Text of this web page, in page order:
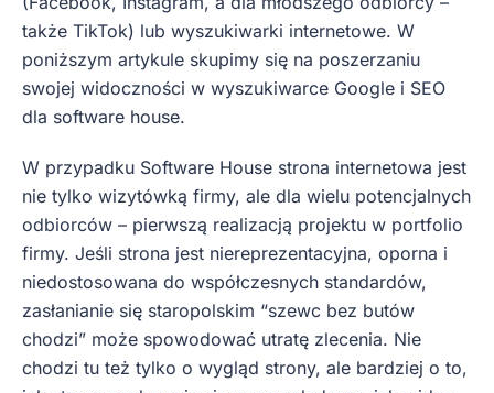
także TikTok) lub wyszukiwarki internetowe. W
poniższym artykule skupimy się na poszerzaniu
swojej widoczności w wyszukiwarce Google i SEO
dla software house.
W przypadku Software House strona internetowa jest
nie tylko wizytówką firmy, ale dla wielu potencjalnych
odbiorców – pierwszą realizacją projektu w portfolio
firmy. Jeśli strona jest niereprezentacyjna, oporna i
niedostosowana do współczesnych standardów,
zasłanianie się staropolskim “szewc bez butów
chodzi” może spowodować utratę zlecenia. Nie
chodzi tu też tylko o wygląd strony, ale bardziej o to,